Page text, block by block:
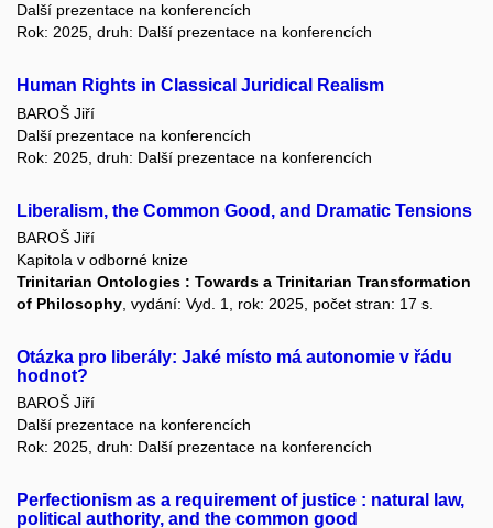
Další prezentace na konferencích
Rok: 2025, druh: Další prezentace na konferencích
Human Rights in Classical Juridical Realism
BAROŠ Jiří
Další prezentace na konferencích
Rok: 2025, druh: Další prezentace na konferencích
Liberalism, the Common Good, and Dramatic Tensions
BAROŠ Jiří
Kapitola v odborné knize
Trinitarian Ontologies : Towards a Trinitarian Transformation
of Philosophy , vydání: Vyd. 1, rok: 2025, počet stran: 17 s.
Otázka pro liberály: Jaké místo má autonomie v řádu
hodnot?
BAROŠ Jiří
Další prezentace na konferencích
Rok: 2025, druh: Další prezentace na konferencích
Perfectionism as a requirement of justice : natural law,
political authority, and the common good